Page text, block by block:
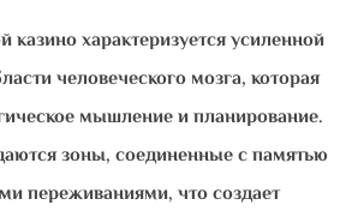
казино характеризуется усиленной
человеческого мозга, которая
мышление и планирование.
зоны, соединенные с памятью
переживаниями, что создает